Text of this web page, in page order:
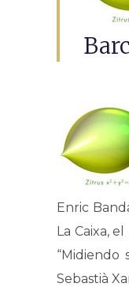
Enric
La Caixa,
“Midiendo
Sebastià